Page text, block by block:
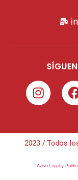
2023 / Todos
Aviso Legal y